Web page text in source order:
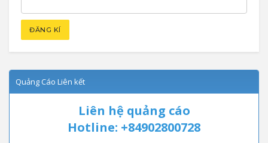
Quảng Cáo Liên kết
Liên hệ quảng cáo
Hotline: +84902800728